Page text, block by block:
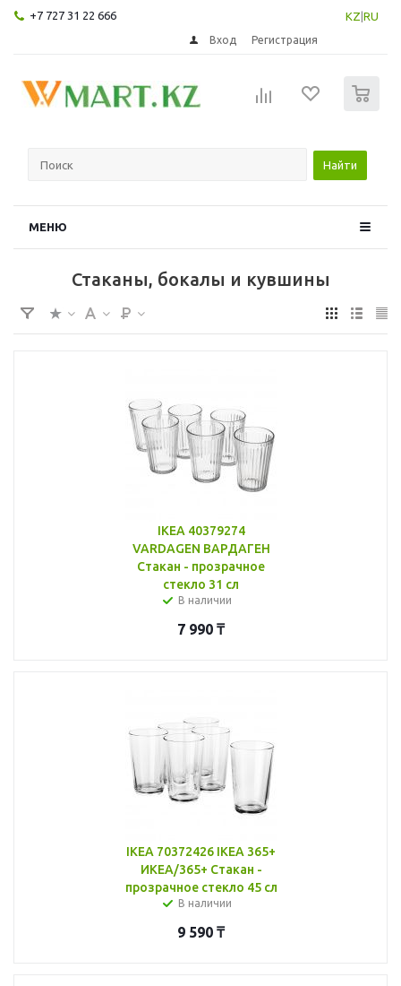
+7 727 31 22 666 KZ RU
Вход Регистрация
Найти
МЕНЮ
Стаканы, бокалы и кувшины
IKEA 40379274
VARDAGEN ВАРДАГЕН
Стакан - прозрачное
стекло 31 сл
В наличии
7 990 ₸
IKEA 70372426 IKEA 365+
ИКЕА/365+ Стакан -
прозрачное стекло 45 сл
В наличии
9 590 ₸